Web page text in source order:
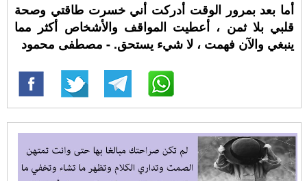
أما بعد بمرور الوقت أدركت أني خسرت طاقتي وصحة
قلبي بلا ثمن ، أعطيت المواقف والأشخاص أكثر مما
ينبغي والآن فهمت ، لا شيء يستحق. - مصطفى محمود